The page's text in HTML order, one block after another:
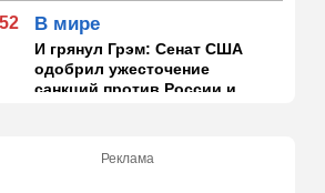
В мире
И грянул Грэм: Сенат США
одобрил ужесточение
санкций против России и
ТранспортРеклама